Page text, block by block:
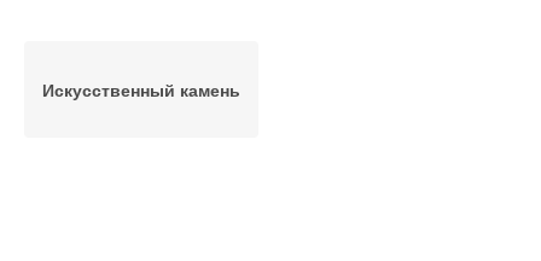
Искусственный камень